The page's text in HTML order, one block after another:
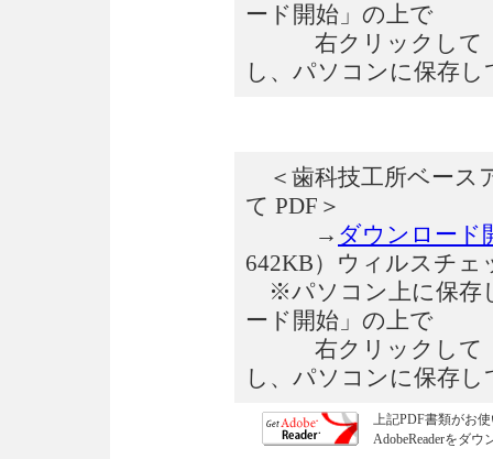
ード開始」の上で
右クリックして「
し、パソコンに保存し
＜歯科技工所ベース
て PDF＞
→ ダウンロード
642KB）ウィルスチェ
※パソコン上に保存
ード開始」の上で
右クリックして「
し、パソコンに保存し
上記PDF書類がお
AdobeReaderをダ